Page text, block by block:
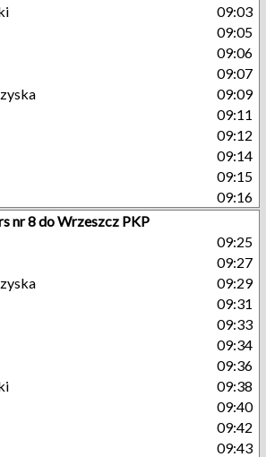
09:03
09:05
09:06
09:07
09:09
09:11
09:12
09:14
09:15
09:16
nr 8 do Wrzeszcz PKP
09:25
09:27
09:29
09:31
09:33
09:34
09:36
09:38
09:40
09:42
09:43